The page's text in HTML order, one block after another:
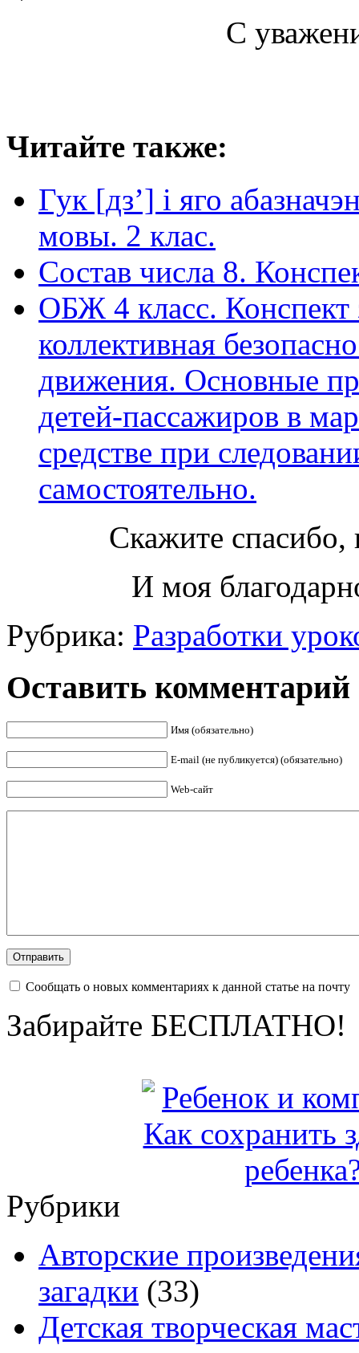
С
Читайте также:
Гук [дз’] і яго
мовы. 2 клас.
Состав числа 8.
ОБЖ 4 класс. Конспект
коллективная
движения. Основные
детей-пассажиров в
средстве при
самостоятельно.
Скажите спасибо,
И моя
Рубрика: Разработки
Оставить комментарий
Имя (обязательно)
E-mail (не публикуется) (обязательно)
Web-сайт
Сообщать о новых комментариях к данной статье на почту
Забирайте БЕСПЛАТНО!
Рубрики
Авторские
загадки (33)
Детская творческая